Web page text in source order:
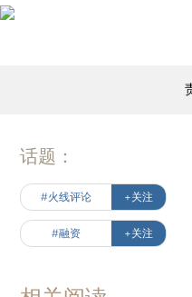
话题：
#火线评论 +关注
#融资 +关注